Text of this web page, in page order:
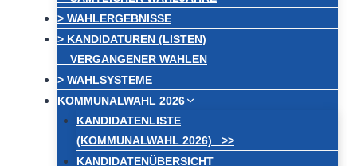
> WAHLERGEBNISSE
> KANDIDATUREN (LISTEN)
VERGANGENER WAHLEN
> WAHLSYSTEME
KOMMUNALWAHL 2026
KANDIDATENLISTE
(KOMMUNALWAHL 2026) >>
KANDIDATENÜBERSICHT